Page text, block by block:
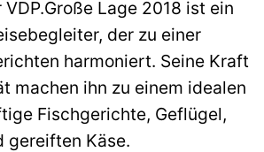
Lage 2018 ist ein
der zu einer
harmoniert. Seine Kraft
machen ihn zu einem idealen
Fischgerichte, Geflügel,
gereiften Käse.